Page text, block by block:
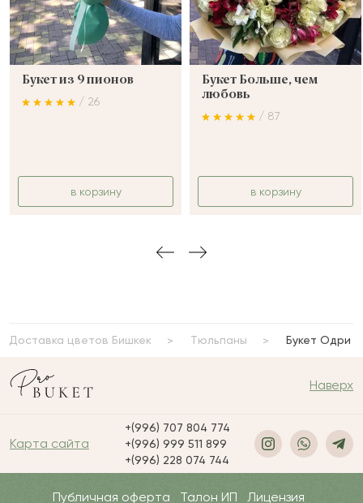
Букет из 9 пионов
/ 26
в корзину
Букет Больше, чем
любовь
/ 87
в корзину
Доставка цветов Бишкек Тюльпаны Букет Одри
Наверх
Карта сайта
+(996) 707 804 774
+(996) 999 511 899
+(996) 228 074 744
Публичная оферта Талон ИП Лицензия